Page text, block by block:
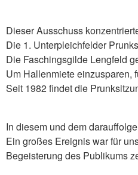
Dieser Ausschuss
Die 1. Unterpleichfelder
Die Faschingsgilde Lengfeld
Um Hallenmiete einzusparen,
Seit 1982 findet die
In diesem und dem
Ein großes Ereignis war für
Begeisterung des Publikums